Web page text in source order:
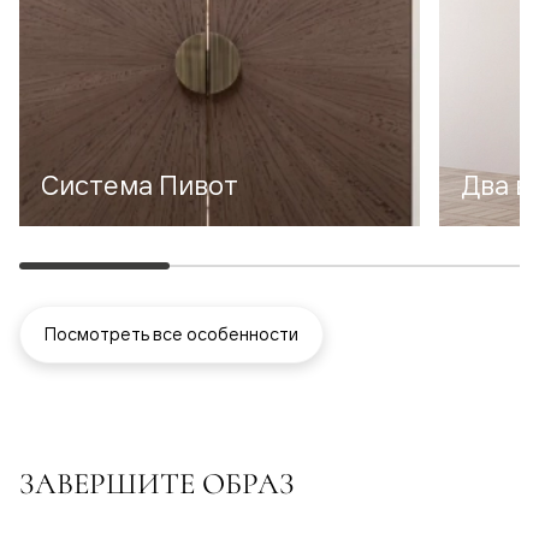
Система Пивот Два
Посмотреть все особенности
ЗАВЕРШИТЕ ОБРАЗ